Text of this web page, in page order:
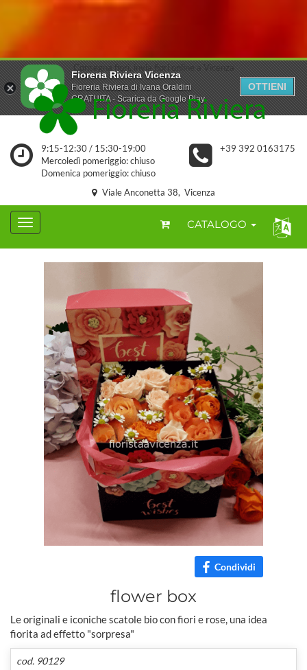
Fioreria Riviera Vicenza
Fioreria Riviera di Ivana Oraldini
GRATUITA - Scarica da Google Play
OTTIENI
Consegna fiori, invia fiori online a Vicenza
9:15-12:30 / 15:30-19:00
Mercoledì pomeriggio: chiuso
Domenica pomeriggio: chiuso
+39 392 0163175
Viale Anconetta 38, Vicenza
CATALOGO
Condividi
flower box
Le originali e iconiche scatole bio con fiori e rose, una idea
fiorita ad effetto "sorpresa"
cod. 90129